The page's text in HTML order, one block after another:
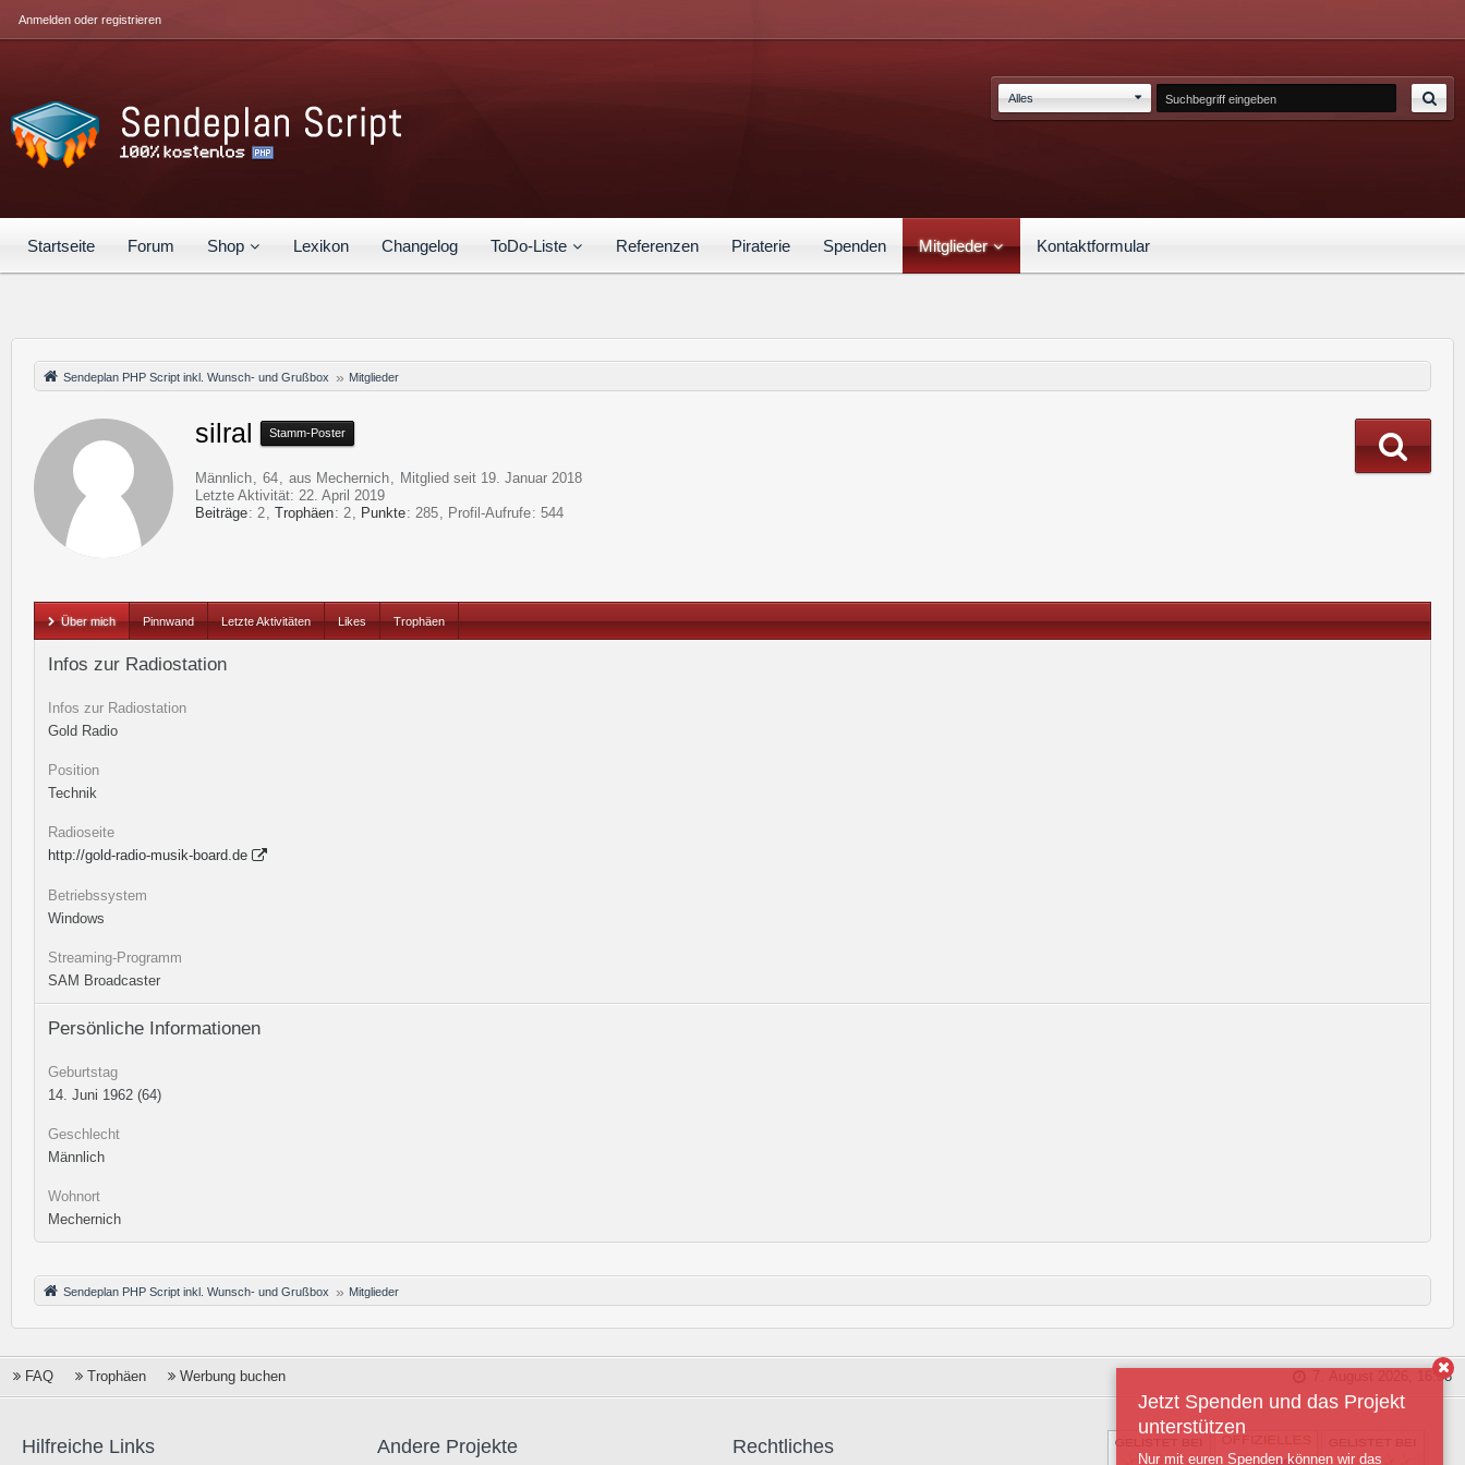
Startseite Forum Shop Lexikon Changelog ToDo-Liste Referenzen Piraterie Spenden Mitglieder Kontaktformular
Anmelden oder registrieren
Alles
Sendeplan PHP Script inkl. Wunsch- und Grußbox Mitglieder
silral Stamm-Poster
Männlich 64 aus Mechernich
Mitglied seit 19. Januar 2018
Letzte Aktivität: 22. April 2019
Beiträge 2 Trophäen 2 Punkte 285 Profil-Aufrufe 544
Über mich Pinnwand Letzte Aktivitäten Likes Trophäen
Infos zur Radiostation
Infos zur Radiostation
Gold Radio
Position
Technik
Radioseite
http://gold-radio-musik-board.de
Betriebssystem
Windows
Streaming-Programm
SAM Broadcaster
Persönliche Informationen
Geburtstag
14. Juni 1962 (64)
Geschlecht
Männlich
Wohnort
Mechernich
Sendeplan PHP Script inkl. Wunsch- und Grußbox Mitglieder
7. August 2026, 16:58
FAQ Trophäen Werbung buchen
Hilfreiche Links Andere Projekte Rechtliches
Jetzt Spenden und das Projekt
unterstützen
Nur mit euren Spenden können wir das